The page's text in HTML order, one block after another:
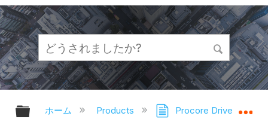
グローバル階層を展開/折りたたむ
ホーム Products Procore Drive